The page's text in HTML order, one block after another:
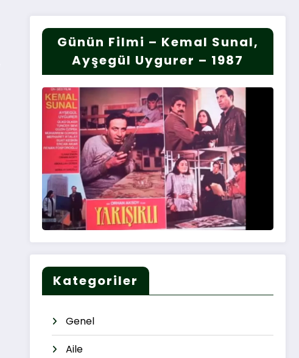
Günün Filmi – Kemal Sunal,
Ayşegül Uygurer – 1987
Kategoriler
Genel
Aile